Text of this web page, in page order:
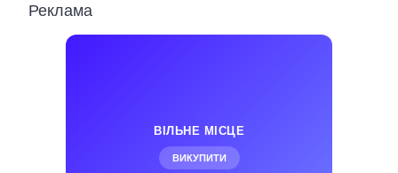
Реклама
ВІЛЬНЕ МІСЦЕ
ВИКУПИТИ